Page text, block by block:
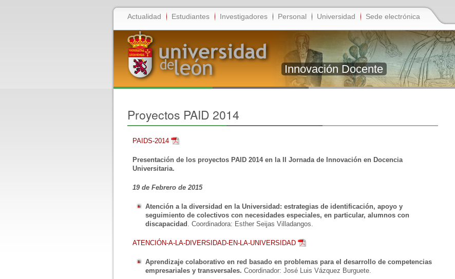
Actualidad Estudiantes Investigadores Personal Universidad Sede electrónica
Innovación Docente
Proyectos PAID 2014
PAIDS-2014
Presentación de los proyectos PAID 2014 en la II Jornada de Innovación en Docencia
Universitaria.
19 de Febrero de 2015
Atención a la diversidad en la Universidad: estrategias de identificación, apoyo y
seguimiento de colectivos con necesidades especiales, en particular, alumnos con
discapacidad . Coordinadora: Esther Seijas Villadangos.
ATENCIÓN-A-LA-DIVERSIDAD-EN-LA-UNIVERSIDAD
Aprendizaje colaborativo en red basado en problemas para el desarrollo de competencias
empresariales y transversales. Coordinador: José Luis Vázquez Burguete.